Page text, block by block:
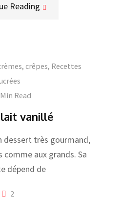
Reading
crêpes, Recettes
Read
lait vanillé
dessert très gourmand,
aux grands. Sa
dépend de
2